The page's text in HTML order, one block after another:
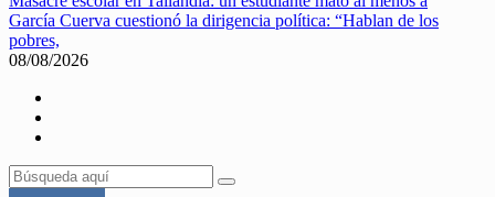
García Cuerva cuestionó la dirigencia política: “Hablan de los
pobres,
08/08/2026